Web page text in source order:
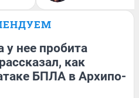
у нее пробита
как
БПЛА в Архипо-